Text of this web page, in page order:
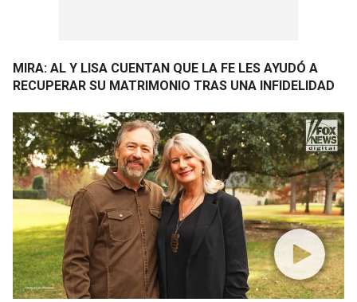
MIRA: AL Y LISA CUENTAN QUE LA FE LES AYUDÓ A
RECUPERAR SU MATRIMONIO TRAS UNA INFIDELIDAD